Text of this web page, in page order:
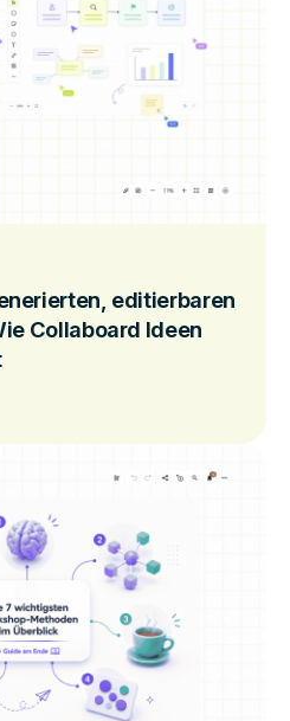
editierbaren
Collaboard Ideen